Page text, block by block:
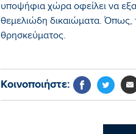
υποψήφια χώρα οφείλει να
θεμελιώδη δικαιώματα. Όπως,
θρησκεύματος.
Κοινοποιήστε: